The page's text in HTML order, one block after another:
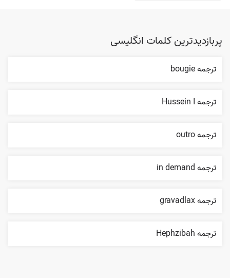
پربازدیدترین کلمات انگلیسی
ترجمه bougie
ترجمه Hussein I
ترجمه outro
ترجمه in demand
ترجمه gravadlax
ترجمه Hephzibah